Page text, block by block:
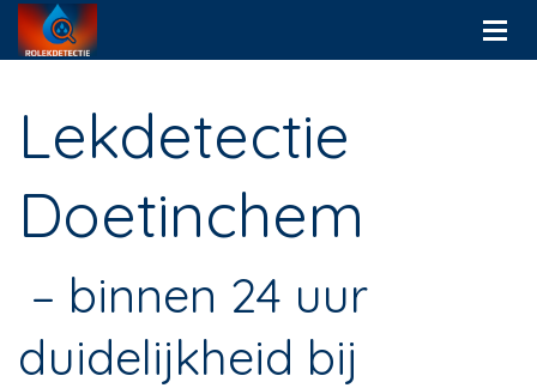
Lekdetectie
Doetinchem
– binnen 24 uur
duidelijkheid bij